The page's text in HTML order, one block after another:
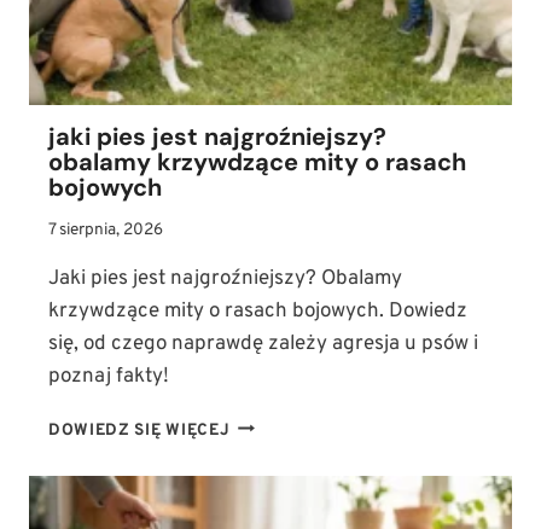
SUROWYCH
KAR
jaki pies jest najgroźniejszy?
obalamy krzywdzące mity o rasach
bojowych
7 sierpnia, 2026
Jaki pies jest najgroźniejszy? Obalamy
krzywdzące mity o rasach bojowych. Dowiedz
się, od czego naprawdę zależy agresja u psów i
poznaj fakty!
DOWIEDZ SIĘ WIĘCEJ JAKI
JEST
NAJGROŹNIEJSZY?